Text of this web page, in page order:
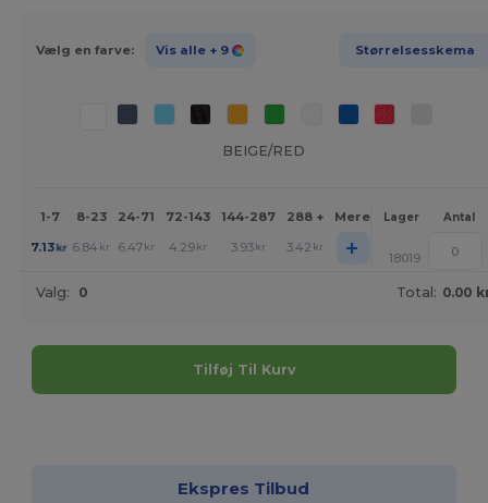
Vælg en farve: Vis alle + 9 Størrelsesskema
BEIGE/RED
1-7 8-23 24-71 72-143 144-287 288 + Mere Lager Antal
7.13kr 6.84 kr 6.47 kr 4.29 kr 3.93 kr 3.42 kr + 18019
Valg: 0 Total: 0.00
Tilføj Til Kurv
Ekspres Tilbud